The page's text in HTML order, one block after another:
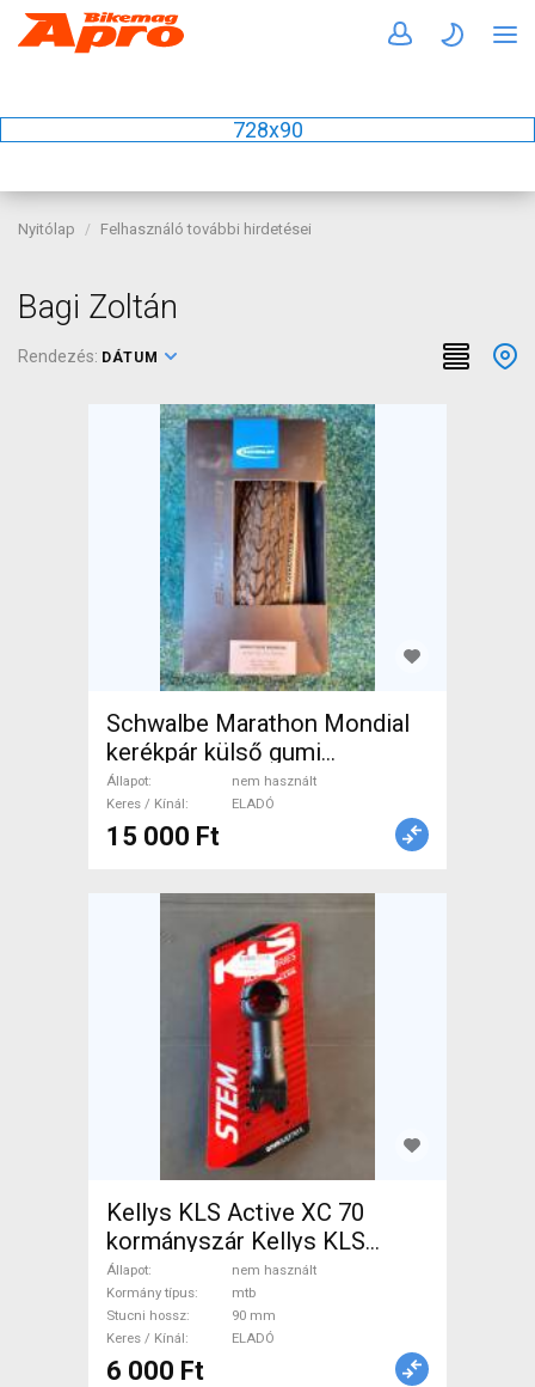
728x90
Nyitólap Felhasználó további hirdetései
Bagi Zoltán
Rendezés: DÁTUM
Schwalbe Marathon Mondial
kerékpár külső gumi
Schwalbe Marathon Mondial
Mountain Bike Alkatrész,
MTB Kerék / Felni / Gumi nem
Állapot
nem használt
Keres / Kínál
ELADÓ
15 000 Ft
Kellys KLS Active XC 70
kormányszár Kellys KLS
Active XC 70 Mountain Bike
Alkatrész, MTB Kormány /
Stucni / Markolat nem
használt ELADÓ
Állapot
nem használt
Kormány típus
mtb
Stucni hossz
90 mm
Keres / Kínál
ELADÓ
6 000 Ft